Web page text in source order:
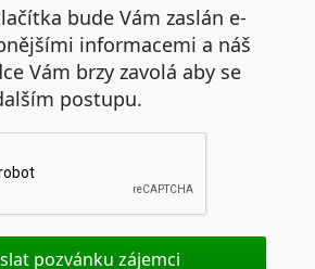
bude Vám zaslán e-
informacemi a náš
Vám brzy zavolá aby se
postupu.